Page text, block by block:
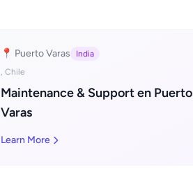
📍 Puerto Varas
India
, Chile
Maintenance & Support en Puerto
Varas
Learn More